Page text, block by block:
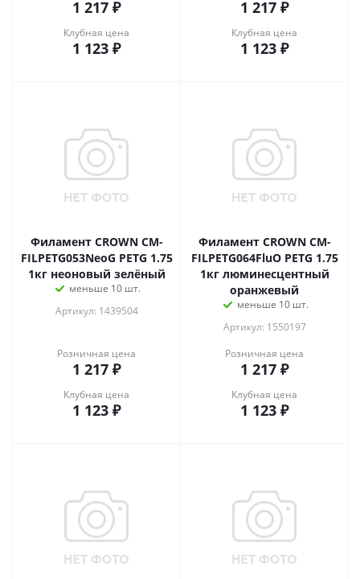
1 217 ₽
Клубная цена
1 123 ₽
1 217 ₽
Клубная цена
1 123 ₽
Филамент CROWN CM-
FILPETG053NeoG PETG 1.75
1кг неоновый зелёный
меньше 10 шт.
Артикул: 1439504
Розничная цена
1 217 ₽
Клубная цена
1 123 ₽
Филамент CROWN CM-
FILPETG064FluO PETG 1.75
1кг люминесцентный
оранжевый
меньше 10 шт.
Артикул: 1550197
Розничная цена
1 217 ₽
Клубная цена
1 123 ₽